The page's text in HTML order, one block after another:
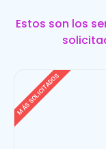
Estos son los
MÁS SOLICITADOS